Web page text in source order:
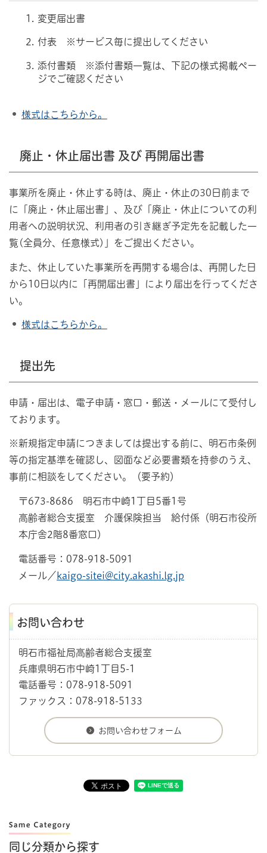
変更届出書
付表 ※サービス毎に提出してください
添付書類 ※添付書類一覧は、下記の様式掲載ペー
ジでご確認ください
様式はこちらから。
廃止・休止届出書 及び 再開届出書
事業所を廃止・休止する時は、廃止・休止の30日前まで
に「廃止・休止届出書」、及び「廃止・休止についての利
用者への説明状況、利用者の引き継ぎ予定先を記載した一
覧(全員分、任意様式)」をご提出ください。
また、休止していた事業所を再開する場合は、再開した日
から10日以内に「再開届出書」により届出を行ってくださ
い。
様式はこちらから。
提出先
申請・届出は、電子申請・窓口・郵送・メールにて受付し
ております。
※新規指定申請につきましては提出する前に、明石市条例
等の指定基準を確認し、図面など必要書類を持参のうえ、
事前に相談をしてください。（要予約）
〒673-8686 明石市中崎1丁目5番1号
高齢者総合支援室 介護保険担当 給付係（明石市役所
本庁舎2階8番窓口）
電話番号：078-918-5091
メール／ kaigo-sitei@city.akashi.lg.jp
お問い合わせ
明石市福祉局高齢者総合支援室
兵庫県明石市中崎1丁目5-1
電話番号：078-918-5091
ファックス：078-918-5133
同じ分類から探す